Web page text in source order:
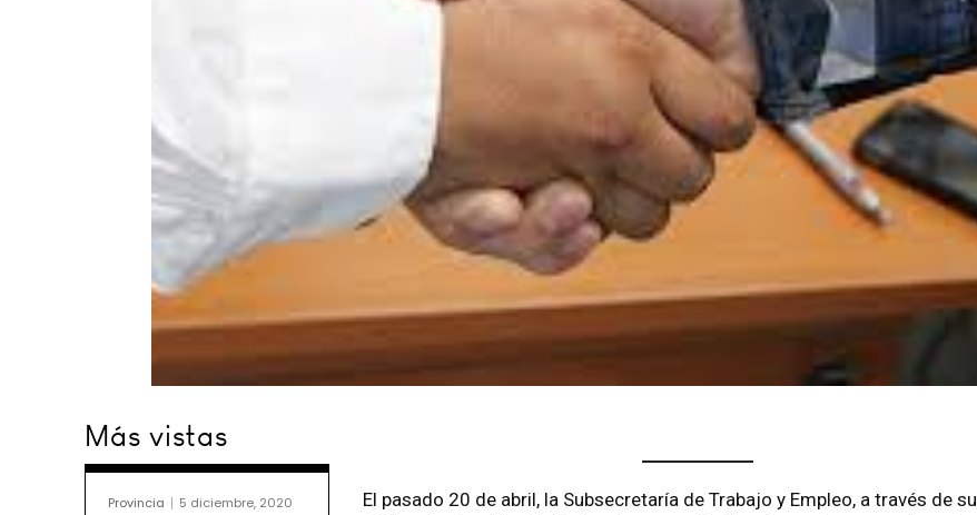
Más vistas
Provincia 5 diciembre, 2020
El pasado 20 de abril, la Subsecretaría de Trabajo y Empleo, a través de su